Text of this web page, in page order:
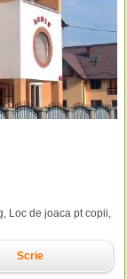
Loc de joaca pt copii,
Scrie